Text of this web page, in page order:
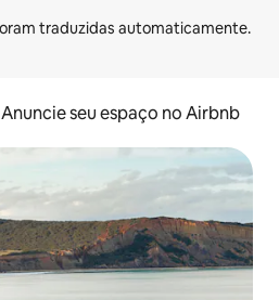
Anuncie seu espaço no Airbnb